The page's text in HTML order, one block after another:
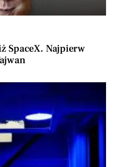
SpaceX. Najpierw